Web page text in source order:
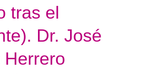
tras el
Dr. José
Herrero